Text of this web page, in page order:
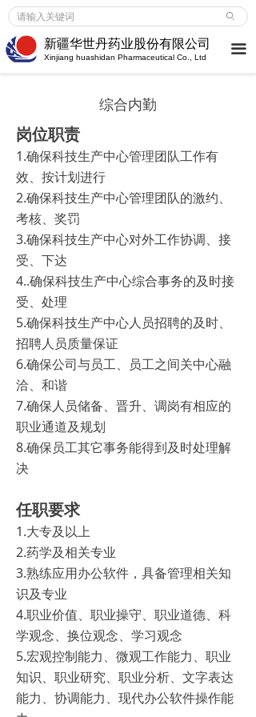
新疆华世丹药业股份有限公司
Xinjiang huashidan Pharmaceutical Co., Ltd
끀
首页
企业介绍
ꀂ 荣誉成就
ꀂ 大事记
新闻中心
ꀂ 企业新闻
ꀂ 行业动态
ꀂ 媒体报道
产品服务
ꀂ 输液产品
ꀂ 口服液产品
ꀂ 代用茶
企业文化
招聘信息
联系我们
ꄙ
综合内勤
岗位职责
1.确保科技生产中心管理团队工作有
效、按计划进行
2.确保科技生产中心管理团队的激约、
考核、奖罚
3.确保科技生产中心对外工作协调、接
受、下达
4..确保科技生产中心综合事务的及时接
受、处理
5.确保科技生产中心人员招聘的及时、
招聘人员质量保证
6.确保公司与员工、员工之间关中心融
洽、和谐
7.确保人员储备、晋升、调岗有相应的
职业通道及规划
8.确保员工其它事务能得到及时处理解
决
任职要求
1.大专及以上
2.药学及相关专业
3.熟练应用办公软件，具备管理相关知
识及专业
4.职业价值、职业操守、职业道德、科
学观念、换位观念、学习观念
5.宏观控制能力、微观工作能力、职业
知识、职业研究、职业分析、文字表达
能力、协调能力、现代办公软件操作能